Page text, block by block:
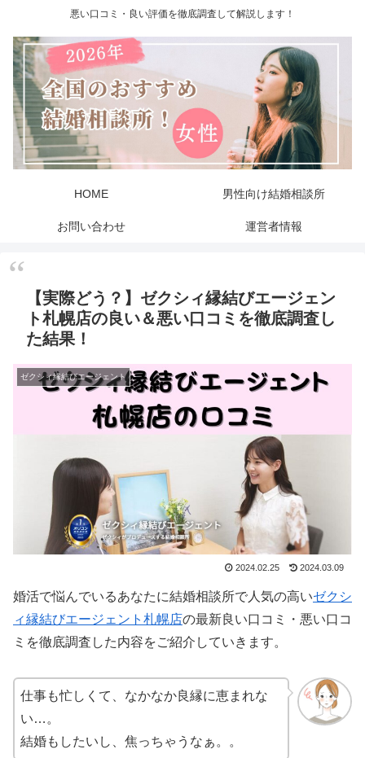
悪い口コミ・良い評価を徹底調査して解説します！
HOME 男性向け結婚相談所
お問い合わせ 運営者情報
【実際どう？】ゼクシィ縁結びエージェン
ト札幌店の良い＆悪い口コミを徹底調査し
た結果！
ゼクシィ縁結びエージェント
2024.02.25 2024.03.09
婚活で悩んでいるあなたに結婚相談所で人気の高いゼクシ
ィ縁結びエージェント札幌店の最新良い口コミ・悪い口コ
ミを徹底調査した内容をご紹介していきます。
仕事も忙しくて、なかなか良縁に恵まれな
い…。
結婚もしたいし、焦っちゃうなぁ。。